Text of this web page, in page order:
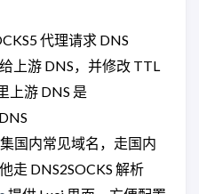
代理请求 DNS
上游 DNS，并修改 TTL
上游 DNS 是
国内常见域名，走国内
走 DNS2SOCKS 解析